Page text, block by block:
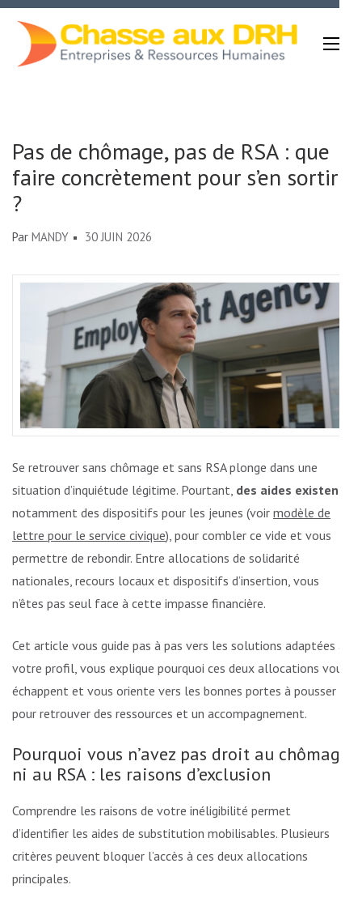
Aller
contenu
Pas de chômage, pas de RSA : que
faire concrètement pour s’en sortir
?
Par MANDY 30 JUIN 2026
Se retrouver sans chômage et sans RSA plonge dans une
situation d’inquiétude légitime. Pourtant, des aides existent
notamment des dispositifs pour les jeunes (voir modèle de
lettre pour le service civique), pour combler ce vide et vous
permettre de rebondir. Entre allocations de solidarité
nationales, recours locaux et dispositifs d’insertion, vous
n’êtes pas seul face à cette impasse financière.
Cet article vous guide pas à pas vers les solutions adaptées à
votre profil, vous explique pourquoi ces deux allocations vous
échappent et vous oriente vers les bonnes portes à pousser
pour retrouver des ressources et un accompagnement.
Pourquoi vous n’avez pas droit au chômage
ni au RSA : les raisons d’exclusion
Comprendre les raisons de votre inéligibilité permet
d’identifier les aides de substitution mobilisables. Plusieurs
critères peuvent bloquer l’accès à ces deux allocations
principales.